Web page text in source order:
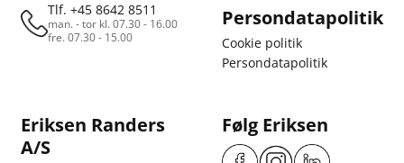
Tlf. +45 8642 8511
man. - tor kl. 07.30 - 16.00
fre. 07.30 - 15.00
Persondatapolitik
Cookie politik
Persondatapolitik
Eriksen Randers
A/S
Følg Eriksen